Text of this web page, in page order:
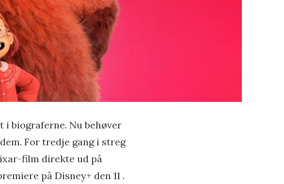
biograferne. Nu behøver
For tredje gang i streg
film direkte ud på
på Disney+ den 11 .